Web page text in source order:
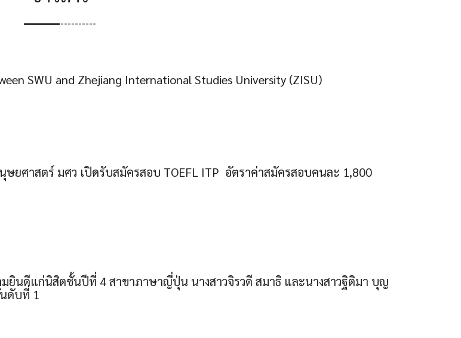
SWU and Zhejiang International Studies University (ZISU)
ยศาสตร์ มศว เปิดรับสมัครสอบ TOEFL ITP อัตราค่าสมัครสอบคนละ 1,800
ยินดีแก่นิสิตชั้นปีที่ 4 สาขาภาษาญี่ปุ่น นางสาวจิรวดี สมาธิ และนางสาวฐิติมา บุญ
นดับที่ 1